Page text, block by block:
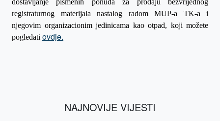
registraturnog materijala nastalog radom MUP-a TK-a i
njegovim organizacionim jedinicama kao otpad, koji možete
pogledati ovdje.
NAJNOVIJE VIJESTI